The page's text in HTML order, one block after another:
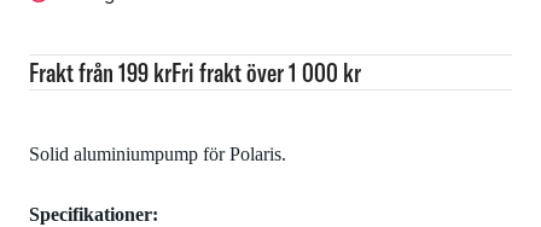
Solid aluminiumpump för Polaris.
Specifikationer:
Frakt från 199 krFri frakt över 1 000 kr